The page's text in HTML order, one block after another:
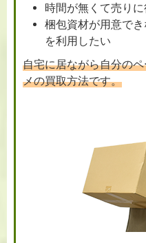
時間が無くて売り
梱包資材が用意で
を利用したい
自宅に居ながら自分の
メの買取方法です。